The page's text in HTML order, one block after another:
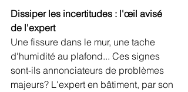
Dissiper les incertitudes : l'œil avisé
de l'expert
Une fissure dans le mur, une tache
d'humidité au plafond... Ces signes
sont-ils annonciateurs de problèmes
majeurs? L'expert en bâtiment, par son